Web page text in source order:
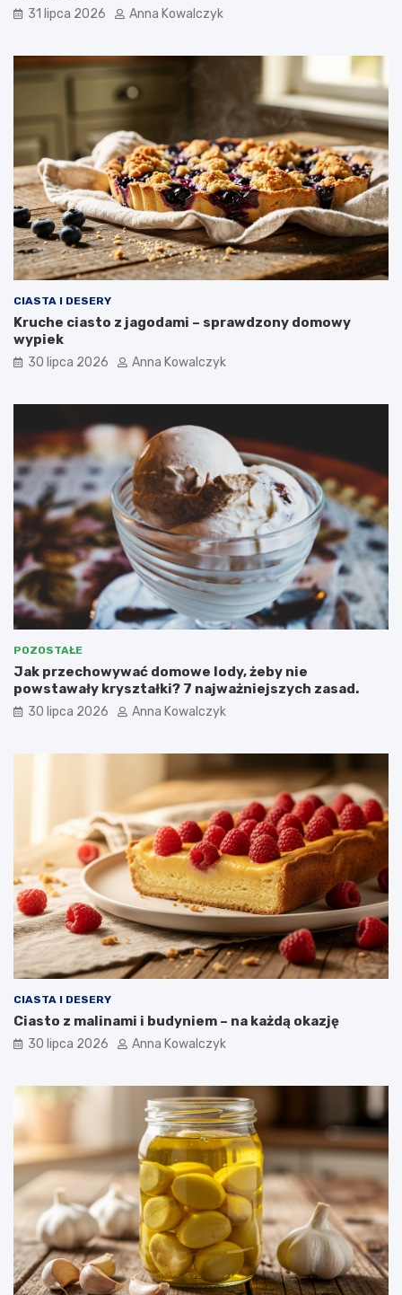
31 lipca 2026 Anna Kowalczyk
CIASTA I DESERY
Kruche ciasto z jagodami – sprawdzony domowy
wypiek
30 lipca 2026 Anna Kowalczyk
POZOSTAŁE
Jak przechowywać domowe lody, żeby nie
powstawały kryształki? 7 najważniejszych zasad.
30 lipca 2026 Anna Kowalczyk
CIASTA I DESERY
Ciasto z malinami i budyniem – na każdą okazję
30 lipca 2026 Anna Kowalczyk